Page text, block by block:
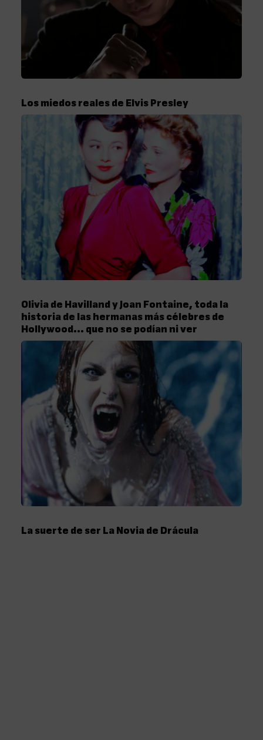
Los miedos reales de Elvis Presley
Olivia de Havilland y Joan Fontaine, toda la
historia de las hermanas más célebres de
Hollywood… que no se podían ni ver
La suerte de ser La Novia de Drácula